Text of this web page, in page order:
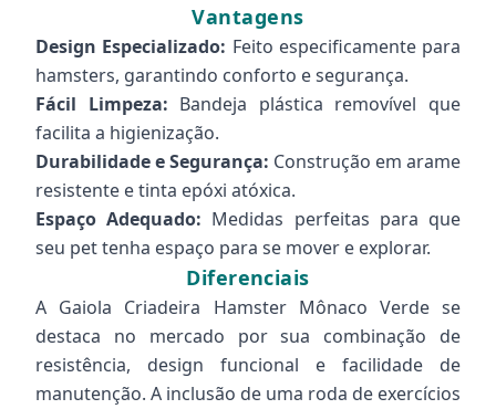
Vantagens
Design Especializado: Feito especificamente para
hamsters, garantindo conforto e segurança.
Fácil Limpeza: Bandeja plástica removível que
facilita a higienização.
Durabilidade e Segurança: Construção em arame
resistente e tinta epóxi atóxica.
Espaço Adequado: Medidas perfeitas para que
seu pet tenha espaço para se mover e explorar.
Diferenciais
A Gaiola Criadeira Hamster Mônaco Verde se
destaca no mercado por sua combinação de
resistência, design funcional e facilidade de
manutenção. A inclusão de uma roda de exercícios